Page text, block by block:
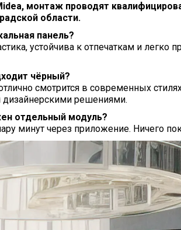
монтаж проводят
области.
панель?
устойчива к отпечаткам и легко
чёрный?
смотрится в современных
решениями.
отдельный модуль?
минут через приложение. Ничего